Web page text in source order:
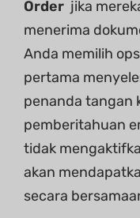
Order jika
menerima
Anda memilih
pertama
penanda tangan
pemberitahuan
tidak
akan
secara